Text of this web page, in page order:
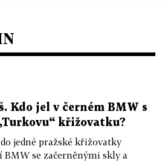
Kdo jel v černém BMW s
křižovatku?
jedné pražské křižovatky
se začerněnými skly a